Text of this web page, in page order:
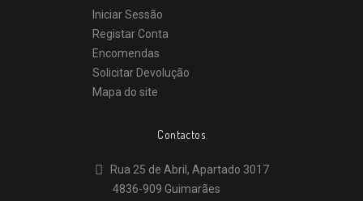
Iniciar Sessão
Registar Conta
Encomendas
Solicitar Devolução
Mapa do site
Contactos
Rua 25 de Abril, Apartado 3017
4836-909 Guimarães